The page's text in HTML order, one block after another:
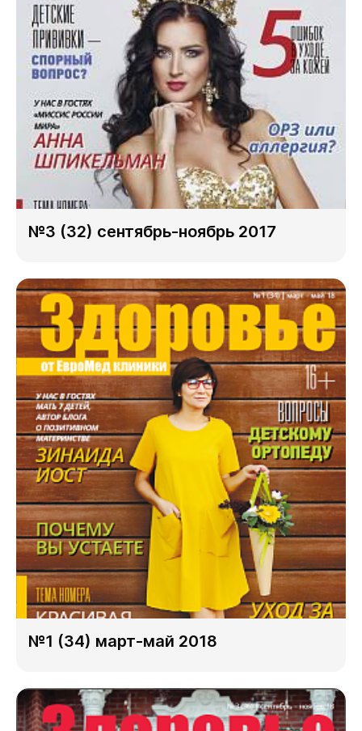
№3 (32) сентябрь-ноябрь 2017
№1 (34) март-май 2018